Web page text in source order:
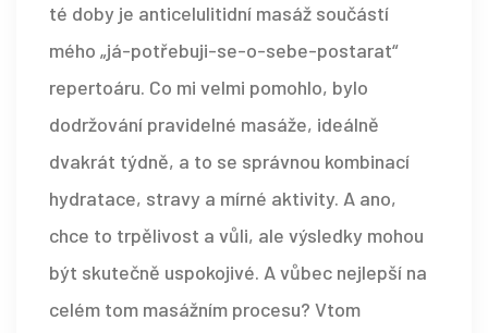
té doby je anticelulitidní masáž součástí
mého „já-potřebuji-se-o-sebe-postarat“
repertoáru. Co mi velmi pomohlo, bylo
dodržování pravidelné masáže, ideálně
dvakrát týdně, a to se správnou kombinací
hydratace, stravy a mírné aktivity. A ano,
chce to trpělivost a vůli, ale výsledky mohou
být skutečně uspokojivé. A vůbec nejlepší na
celém tom masážním procesu? Vtom